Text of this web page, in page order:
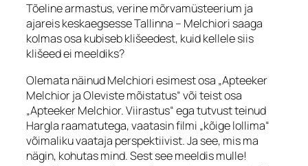
Tõeline armastus, verine mõrvamüsteerium ja
ajareis keskaegsesse Tallinna – Melchiori saaga
kolmas osa kubiseb klišeedest, kuid kellele siis
klišeed ei meeldiks?
Olemata näinud Melchiori esimest osa „Apteeker
Melchior ja Oleviste mõistatus“ või teist osa
„Apteeker Melchior. Viirastus“ ega tutvust teinud
Hargla raamatutega, vaatasin filmi „kõige lollima“
võimaliku vaataja perspektiivist. Ja see, mis ma
nägin, kohutas mind. Sest see meeldis mulle!